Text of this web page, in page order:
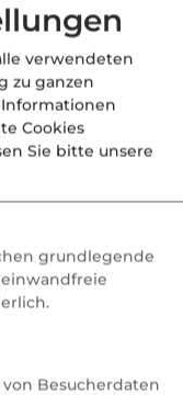
verwendeten
zu ganzen
Cookies
Sie bitte unsere
grundlegende
Besucherdaten